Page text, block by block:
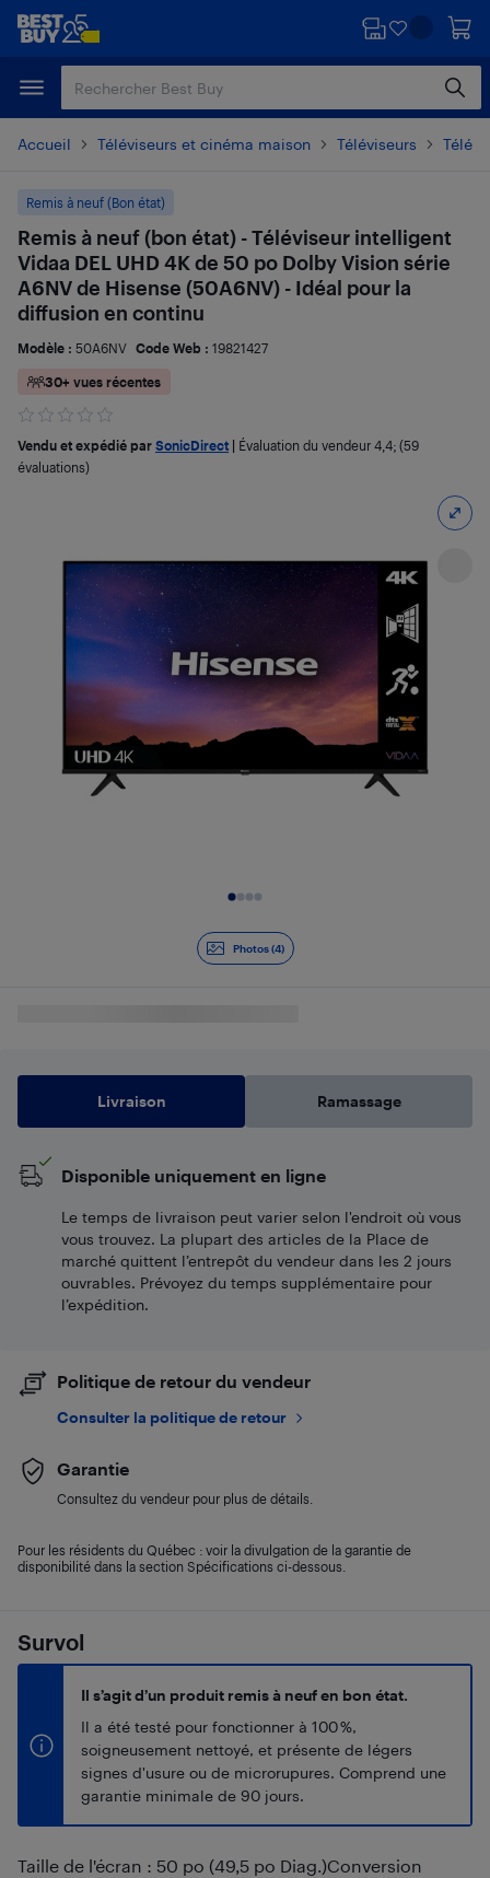
Passer
principal
Passer
Accueil Téléviseurs et cinéma maison Téléviseurs
Photos (4)
Survol
Il s’agit d’un produit remis à neuf en bon état.
Il a été testé pour fonctionner à 100 %,
soigneusement nettoyé, et présente de légers
signes d'usure ou de microrupures. Comprend une
garantie minimale de 90 jours.
Taille de l'écran : 50 po (49,5 po Diag.)Conversion
Remis à neuf (Bon état)
Remis à neuf (bon état) - Téléviseur intelligent
Vidaa DEL UHD 4K de 50 po Dolby Vision série
A6NV de Hisense (50A6NV) - Idéal pour la
diffusion en continu
Modèle : 50A6NV Code Web : 19821427
30+ vues récentes
Vendu et expédié par SonicDirect Évaluation du vendeur 4,4; (59
évaluations)
Livraison Ramassage
Disponible uniquement en ligne
Le temps de livraison peut varier selon l'endroit où vous
vous trouvez. La plupart des articles de la Place de
marché quittent l’entrepôt du vendeur dans les 2 jours
ouvrables. Prévoyez du temps supplémentaire pour
l’expédition.
Politique de retour du vendeur
Consulter la politique de retour
Garantie
Consultez du vendeur pour plus de détails.
Pour les résidents du Québec : voir la divulgation de la garantie de
disponibilité dans la section Spécifications ci-dessous.